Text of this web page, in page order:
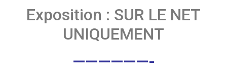
Exposition : SUR LE NET
UNIQUEMENT
——————-